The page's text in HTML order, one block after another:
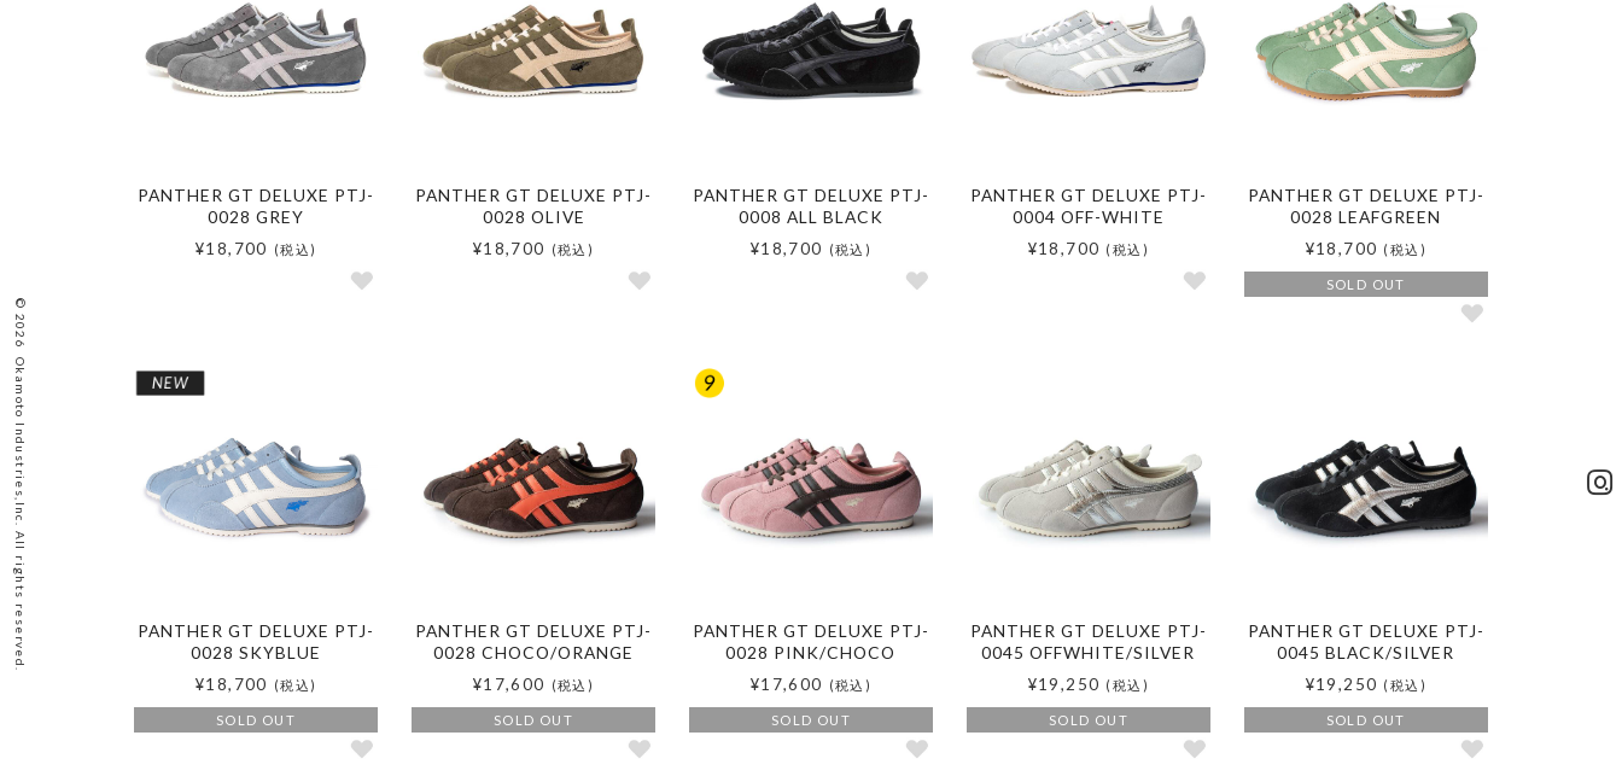
PANTHER GT DELUXE PTJ-
0028 GREY
¥18,700 (税込)
PANTHER GT DELUXE PTJ-
0028 OLIVE
¥18,700 (税込)
PANTHER GT DELUXE PTJ-
0008 ALL BLACK
¥18,700 (税込)
PANTHER GT DELUXE PTJ-
0004 OFF-WHITE
¥18,700 (税込)
PANTHER GT DELUXE PTJ-
0028 LEAFGREEN
¥18,700 (税込)
SOLD OUT
PANTHER GT DELUXE PTJ-
0028 SKYBLUE
¥18,700 (税込)
SOLD OUT
PANTHER GT DELUXE PTJ-
0028 CHOCO/ORANGE
¥17,600 (税込)
SOLD OUT
PANTHER GT DELUXE PTJ-
0028 PINK/CHOCO
¥17,600 (税込)
SOLD OUT
PANTHER GT DELUXE PTJ-
0045 OFFWHITE/SILVER
¥19,250 (税込)
SOLD OUT
PANTHER GT DELUXE PTJ-
0045 BLACK/SILVER
¥19,250 (税込)
SOLD OUT
©
2026 Okamoto Industries,Inc. All rights reserved.